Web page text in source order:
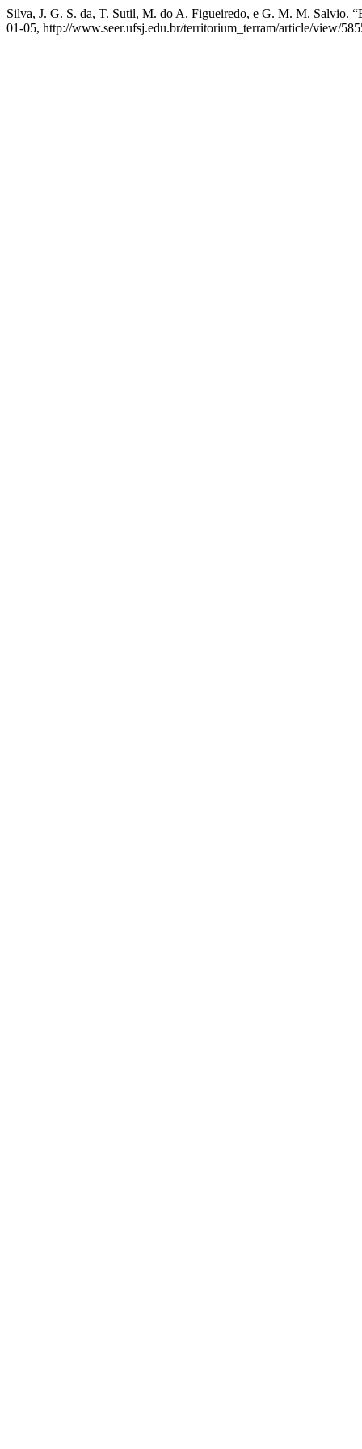
Silva, J. G. S. da, T. Sutil, M. do A. Figueiredo, e G. M. M. Salvio.
01-05, http://www.seer.ufsj.edu.br/territorium_terram/article/view/